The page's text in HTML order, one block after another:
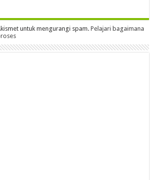
untuk mengurangi spam.Pelajari bagaimana